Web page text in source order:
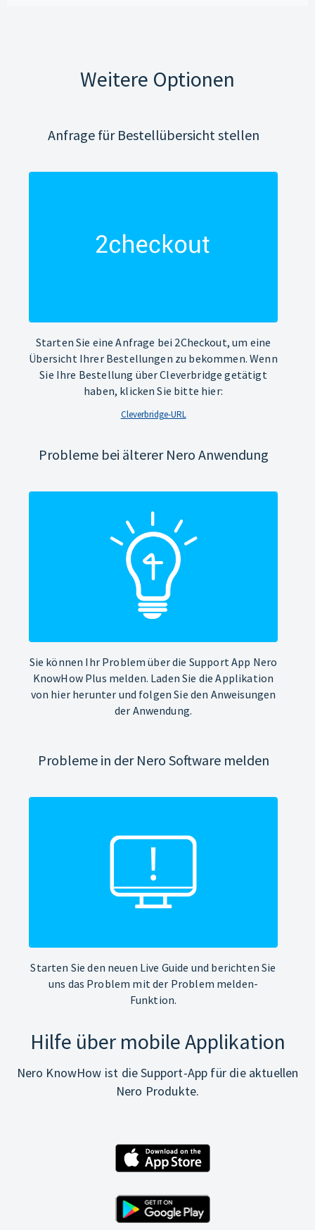
Weitere Optionen
Anfrage für Bestellübersicht stellen
Starten Sie eine Anfrage bei 2Checkout, um eine
Übersicht Ihrer Bestellungen zu bekommen. Wenn
Sie Ihre Bestellung über Cleverbridge getätigt
haben, klicken Sie bitte hier:
Cleverbridge-URL
Probleme bei älterer Nero Anwendung
Sie können Ihr Problem über die Support App Nero
KnowHow Plus melden. Laden Sie die Applikation
von hier herunter und folgen Sie den Anweisungen
der Anwendung.
Probleme in der Nero Software melden
Starten Sie den neuen Live Guide und berichten Sie
uns das Problem mit der Problem melden-
Funktion.
Hilfe über mobile Applikation
Nero KnowHow ist die Support-App für die aktuellen
Nero Produkte.